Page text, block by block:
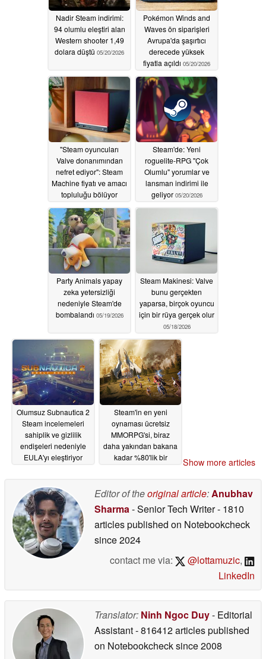
Nadir Steam indirimi:
94 olumlu eleştiri alan
Western shooter 1,49
dolara düştü 05/20/2026
Pokémon Winds and
Waves ön siparişleri
Avrupa'da şaşırtıcı
derecede yüksek
fiyatla açıldı 05/20/2026
"Steam oyuncuları
Valve donanımından
nefret ediyor": Steam
Machine fiyatı ve amacı
topluluğu bölüyor
05/20/2026
Steam'de: Yeni
roguelite-RPG "Çok
Olumlu" yorumlar ve
lansman indirimi ile
geliyor 05/20/2026
Party Animals yapay
zeka yetersizliği
nedeniyle Steam'de
bombalandı 05/19/2026
Steam Makinesi: Valve
bunu gerçekten
yaparsa, birçok oyuncu
için bir rüya gerçek olur
05/18/2026
Olumsuz Subnautica 2
Steam incelemeleri
sahiplik ve gizlilik
endişeleri nedeniyle
EULA'yı eleştiriyor
Steam'in en yeni
oynaması ücretsiz
MMORPG'si, biraz
daha yakından bakana
kadar %80'lik bir
Show more articles
Editor of theoriginal article:Anubhav
Sharma- Senior Tech Writer- 1810
articles published on Notebookcheck
since 2024
contact me via:
@lottamuzic,
LinkedIn
Translator: Ninh Ngoc Duy- Editorial
Assistant- 816412 articles published
on Notebookchecksince 2008